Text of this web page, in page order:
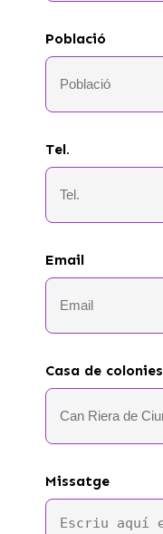
Població
Tel.
Email
Casa de colonies
Missatge